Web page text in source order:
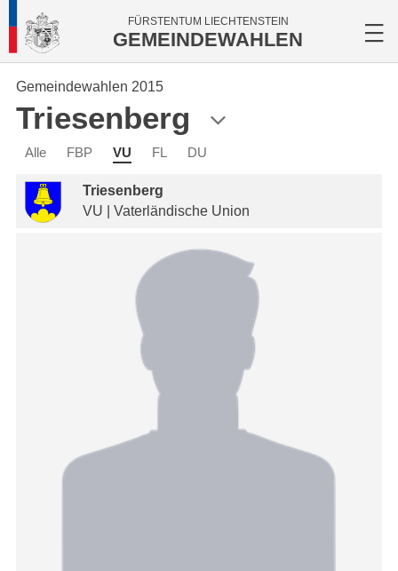
FÜRSTENTUM LIECHTENSTEIN
GEMEINDEWAHLEN
Gemeindewahlen 2015
Triesenberg
Alle FBP VU FL DU
Triesenberg
VU | Vaterländische Union